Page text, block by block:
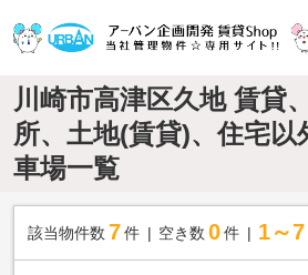
川崎市高津区久地 賃貸
所、土地(賃貸)、住宅以
車場一覧
該当物件数 7件 空き数 0 件 1～7